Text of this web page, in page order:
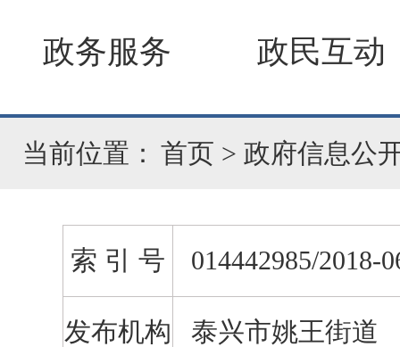
政务服务
政民互动
当前位置： 首页 > 政府信息公
索 引 号 014442985/2018-
发布机构 泰兴市姚王街道